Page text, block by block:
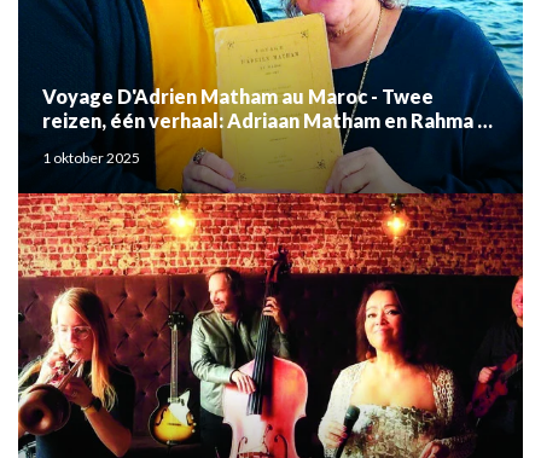
Voyage D'Adrien Matham au Maroc - Twee
reizen, één verhaal: Adriaan Matham en Rahma el
Mouden
1 oktober 2025